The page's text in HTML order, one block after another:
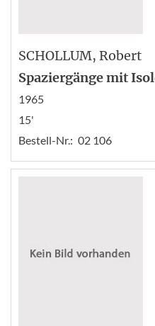
SCHOLLUM, Robert
Spaziergänge mit
1965
15'
Bestell-Nr.: 02 106